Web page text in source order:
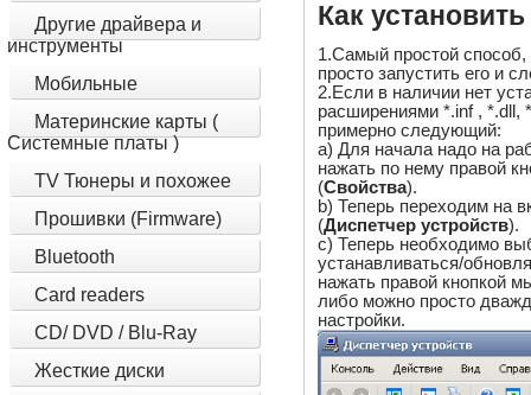
Другие драйвера и
инструменты
Мобильные
Материнские карты (
Системные платы )
TV Тюнеры и похожее
Прошивки (Firmware)
Bluetooth
Card readers
CD/ DVD / Blu-Ray
Жесткие диски
Как
1.Самый простой
просто запустить его и
2.Если в наличии нет
расширениями *.inf , *.dll,
примерно следующий:
a) Для начала надо на
нажать по нему правой
(Свойства).
b) Теперь переходим на
(Диспетчер устройств).
c) Теперь необходимо
устанавливаться/
нажать правой кнопкой
либо можно просто
настройки.